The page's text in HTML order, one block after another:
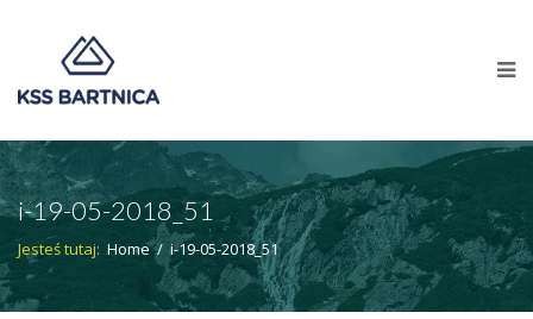
i-19-05-2018_51
Jesteś tutaj: Home / i-19-05-2018_51